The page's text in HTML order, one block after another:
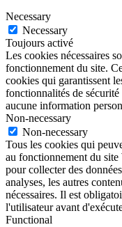
Necessary
Necessary
Toujours activé
Les cookies nécessaires
fonctionnement du site.
cookies qui garantissent
fonctionnalités de
aucune information
Non-necessary
Non-necessary
Tous les cookies qui
au fonctionnement du
pour collecter des
analyses, les autres
nécessaires. Il est
l'utilisateur avant
Functional